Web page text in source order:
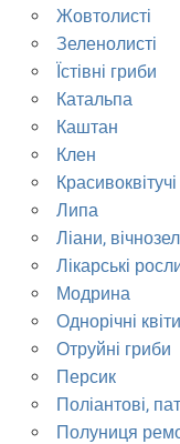
Жовтолисті
Зеленолисті
Їстівні гриби
Катальпа
Каштан
Клен
Красивоквітучі
Липа
Ліани,
Лікарські
Модрина
Однорічні квіти
Отруйні гриби
Персик
Поліантові,
Полуниця